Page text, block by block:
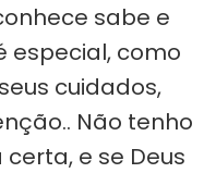
sabe e
especial, como
cuidados,
Não tenho
e se Deus